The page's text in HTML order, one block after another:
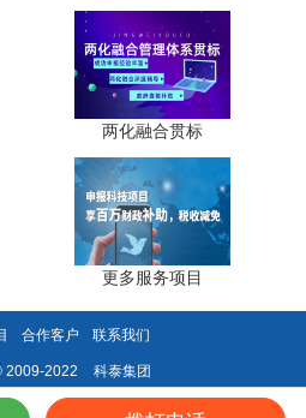
研发立项需附技术可行性评估
议纪要、测试报告、样机照片;结
算。全部材料电子化归档，支持
报前至少6个月对接具备专精
所，开展模拟审计与口径校准，
出报告”。
界：集团内部研发分摊需提供
，否则不予认可。
点提醒
两化融合贯标
更多服务项目
合作客户 联系我们
2009-2022 科泰集团